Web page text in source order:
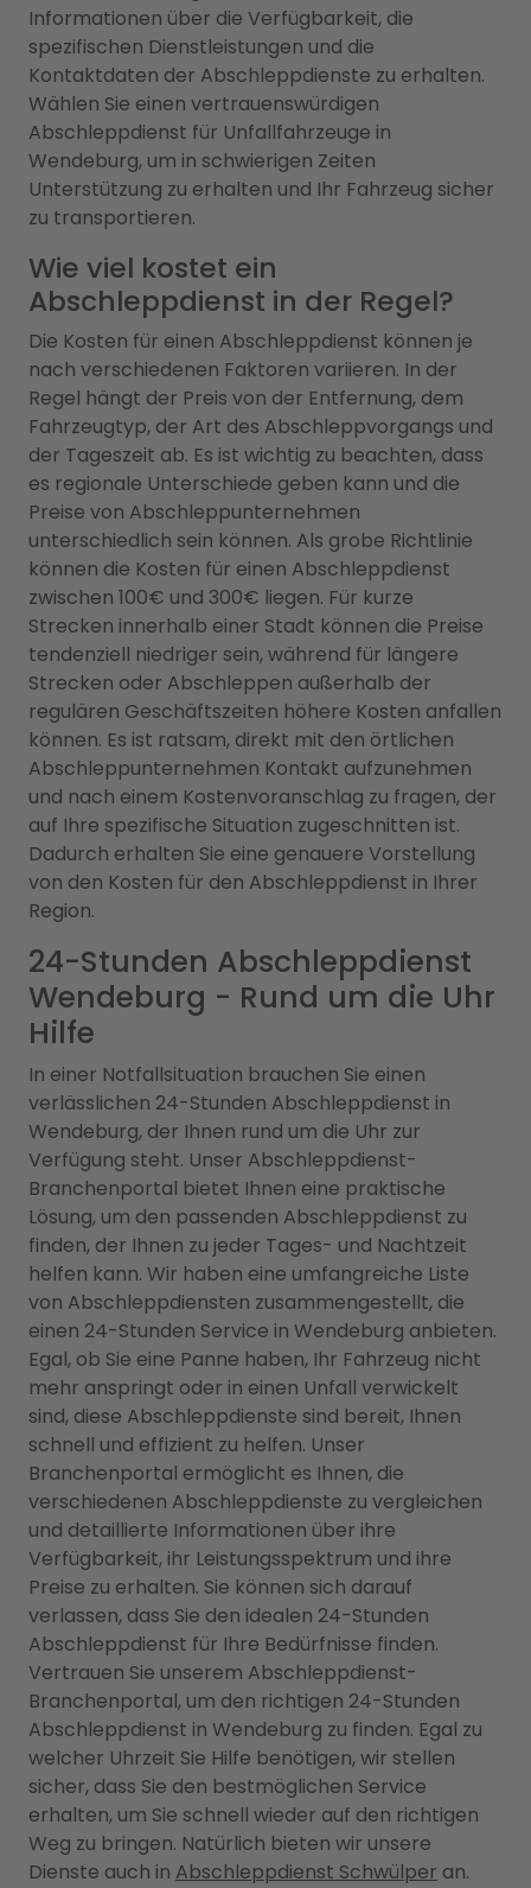
Informationen über die Verfügbarkeit, die
spezifischen Dienstleistungen und die
Kontaktdaten der Abschleppdienste zu erhalten.
Wählen Sie einen vertrauenswürdigen
Abschleppdienst für Unfallfahrzeuge in
Wendeburg, um in schwierigen Zeiten
Unterstützung zu erhalten und Ihr Fahrzeug sicher
zu transportieren.
Wie viel kostet ein
Abschleppdienst in der Regel?
Die Kosten für einen Abschleppdienst können je
nach verschiedenen Faktoren variieren. In der
Regel hängt der Preis von der Entfernung, dem
Fahrzeugtyp, der Art des Abschleppvorgangs und
der Tageszeit ab. Es ist wichtig zu beachten, dass
es regionale Unterschiede geben kann und die
Preise von Abschleppunternehmen
unterschiedlich sein können. Als grobe Richtlinie
können die Kosten für einen Abschleppdienst
zwischen 100€ und 300€ liegen. Für kurze
Strecken innerhalb einer Stadt können die Preise
tendenziell niedriger sein, während für längere
Strecken oder Abschleppen außerhalb der
regulären Geschäftszeiten höhere Kosten anfallen
können. Es ist ratsam, direkt mit den örtlichen
Abschleppunternehmen Kontakt aufzunehmen
und nach einem Kostenvoranschlag zu fragen, der
auf Ihre spezifische Situation zugeschnitten ist.
Dadurch erhalten Sie eine genauere Vorstellung
von den Kosten für den Abschleppdienst in Ihrer
Region.
24-Stunden Abschleppdienst
Wendeburg - Rund um die Uhr
Hilfe
In einer Notfallsituation brauchen Sie einen
verlässlichen 24-Stunden Abschleppdienst in
Wendeburg, der Ihnen rund um die Uhr zur
Verfügung steht. Unser Abschleppdienst-
Branchenportal bietet Ihnen eine praktische
Lösung, um den passenden Abschleppdienst zu
finden, der Ihnen zu jeder Tages- und Nachtzeit
helfen kann. Wir haben eine umfangreiche Liste
von Abschleppdiensten zusammengestellt, die
einen 24-Stunden Service in Wendeburg anbieten.
Egal, ob Sie eine Panne haben, Ihr Fahrzeug nicht
mehr anspringt oder in einen Unfall verwickelt
sind, diese Abschleppdienste sind bereit, Ihnen
schnell und effizient zu helfen. Unser
Branchenportal ermöglicht es Ihnen, die
verschiedenen Abschleppdienste zu vergleichen
und detaillierte Informationen über ihre
Verfügbarkeit, ihr Leistungsspektrum und ihre
Preise zu erhalten. Sie können sich darauf
verlassen, dass Sie den idealen 24-Stunden
Abschleppdienst für Ihre Bedürfnisse finden.
Vertrauen Sie unserem Abschleppdienst-
Branchenportal, um den richtigen 24-Stunden
Abschleppdienst in Wendeburg zu finden. Egal zu
welcher Uhrzeit Sie Hilfe benötigen, wir stellen
sicher, dass Sie den bestmöglichen Service
erhalten, um Sie schnell wieder auf den richtigen
Weg zu bringen. Natürlich bieten wir unsere
Dienste auch in Abschleppdienst Schwülper an.